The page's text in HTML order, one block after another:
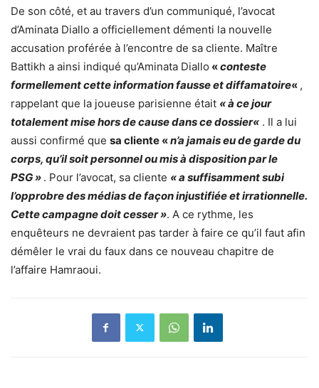
De son côté, et au travers d’un communiqué, l’avocat
d’Aminata Diallo a officiellement démenti la nouvelle
accusation proférée à l’encontre de sa cliente. Maître
Battikh a ainsi indiqué qu’Aminata Diallo «conteste
formellement cette information fausse et diffamatoire« ,
rappelant que la joueuse parisienne était « à ce jour
totalement mise hors de cause dans ce dossier« . Il a lui
aussi confirmé que sa cliente «n’a jamais eu de garde du
corps, qu’il soit personnel ou mis à disposition par le
PSG » . Pour l’avocat, sa cliente « a suffisamment subi
l’opprobre des médias de façon injustifiée et irrationnelle.
Cette campagne doit cesser ». A ce rythme, les
enquêteurs ne devraient pas tarder à faire ce qu’il faut afin
démêler le vrai du faux dans ce nouveau chapitre de
l’affaire Hamraoui.